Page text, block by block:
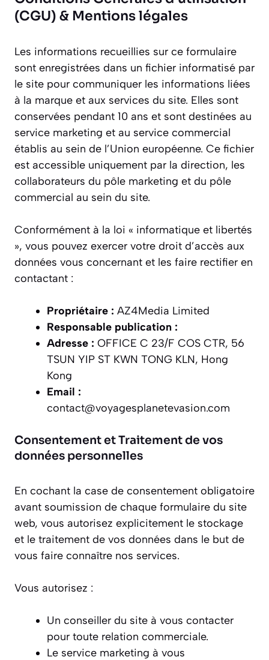
(CGU) & Mentions légales
Les informations recueillies sur ce formulaire
sont enregistrées dans un fichier informatisé par
le site pour communiquer les informations liées
à la marque et aux services du site. Elles sont
conservées pendant 10 ans et sont destinées au
service marketing et au service commercial
établis au sein de l’Union européenne. Ce fichier
est accessible uniquement par la direction, les
collaborateurs du pôle marketing et du pôle
commercial au sein du site.
Conformément à la loi « informatique et libertés
», vous pouvez exercer votre droit d’accès aux
données vous concernant et les faire rectifier en
contactant :
Propriétaire : AZ4Media Limited
Responsable publication :
Adresse : OFFICE C 23/F COS CTR, 56
TSUN YIP ST KWN TONG KLN, Hong
Kong
Email :
contact@voyagesplanetevasion.com
Consentement et Traitement de vos
données personnelles
En cochant la case de consentement obligatoire
avant soumission de chaque formulaire du site
web, vous autorisez explicitement le stockage
et le traitement de vos données dans le but de
vous faire connaître nos services.
Vous autorisez :
Un conseiller du site à vous contacter
pour toute relation commerciale.
Le service marketing à vous